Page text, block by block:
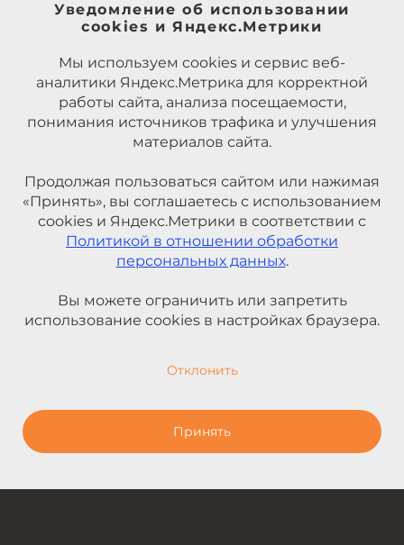
Уведомление об использовании
cookies и Яндекс.Метрики
Мы используем cookies и сервис веб-
аналитики Яндекс.Метрика для корректной
работы сайта, анализа посещаемости,
понимания источников трафика и улучшения
материалов сайта.
Продолжая пользоваться сайтом или нажимая
«Принять», вы соглашаетесь с использованием
cookies и Яндекс.Метрики в соответствии с
Политикой в отношении обработки
персональных данных.
Вы можете ограничить или запретить
использование cookies в настройках браузера.
Отклонить
Принять